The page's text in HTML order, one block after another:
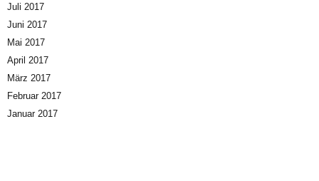
Juli 2017
Juni 2017
Mai 2017
April 2017
März 2017
Februar 2017
Januar 2017